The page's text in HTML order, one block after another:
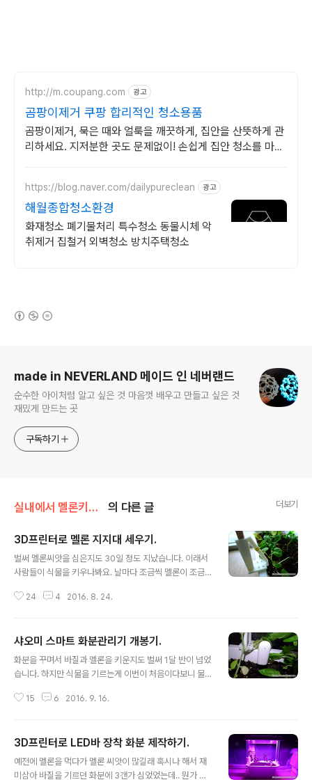
http://m.coupang.com 광고
곰팡이제거 쿠팡 합리적인 청소용품
곰팡이제거, 묵은 때와 얼룩을 깨끗하게, 집안을 산뜻하게 관
리하세요. 지저분한 곳도 문제없이! 손쉽게 집안 청소를 마무
https://blog.naver.com/dailypureclean 광고
해월종합청소환경
화재청소 폐기물처리 특수청소 동물시체 악
취제거 집철거 외벽청소 방치주택청소
made in NEVERLAND 메이드 인 네버랜드
순수한 아이처럼 알고 싶은 것 마음껏 배우고 만들고 싶은 것
재밌게 만드는 곳
구독하기
실내에서 멜론키우기 의 다른 글 더보기
3D프린터로 멜론 지지대 세우기.
벌써 멜론씨앗을 심은지도 30일 정도 지났습니다. 이래서
사람들이 식물을 키우나봐요. 날마다 조금씩 멜론이 조금
니 이런게 나타났습니다. 저는 처음에 줄기의 변형인가 생
땅쪽으로 유도하여 전체적으로 멜론을 눕혀서 키울건지,
아니면 덩굴을 식물 지지대 쪽으로 유도하여 세워서 키울
것인지 말이지요. 고민하다가 눕혀서 키우기에는 화분이
3D프린터로 식물지지대 세우기! 아니, 멜론 지지대인가
24 4 2016. 8. 24.
샤오미 스마트 화분관리기 개봉기.
화분을 꾸며서 바질과 멜론을 키운지도 벌써 1달 반이 넘었
습니다. 하지만 식물을 기르는게 이번이 처음이다보니 물
것들을 관리하기가 어렵더군요. 인터넷을 많이 찾고 정보
지만 좀 더 멜론을 잘 키우고 싶어서 이에 대한 정보를 제공
하는 샤오미 스마트 화분관리기를 구입했습니다. 알리익스
프레스에서 구매자가 많고 평이 좋은 판매자를 선택해서
15 6 2016. 9. 16.
3D프린터로 LED바 장착 화분 제작하기.
예전에 멜론을 먹다가 멜론 씨앗이 많길래 혹시나 해서 재
미삼아 바질을 기르던 화분에 3갠가 심었었는데.. 뭔가 바